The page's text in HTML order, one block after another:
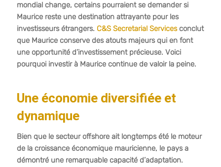
mondial change, certains pourraient se demander si
Maurice reste une destination attrayante pour les
investisseurs étrangers. C&S Secretarial Servicesconclut
que Maurice conserve des atouts majeurs qui en font
une opportunité d’investissement précieuse. Voici
pourquoi investir à Maurice continue de valoir la peine.
Une économie diversifiée et
dynamique
Bien que le secteur offshore ait longtemps été le moteur
de la croissance économique mauricienne, le pays a
démontré une remarquable capacité d’adaptation.